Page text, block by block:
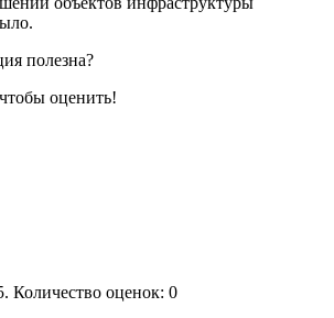
полезна?
оценить!
Количество оценок: 0